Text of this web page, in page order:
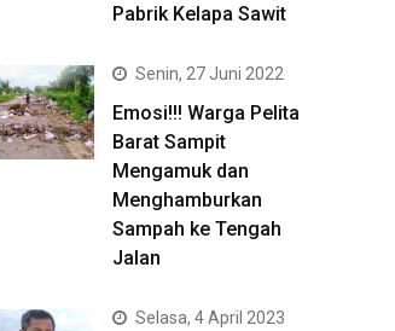
Pabrik Kelapa Sawit
Senin, 27 Juni 2022
Emosi!!! Warga Pelita
Barat Sampit
Mengamuk dan
Menghamburkan
Sampah ke Tengah
Jalan
Selasa, 4 April 2023